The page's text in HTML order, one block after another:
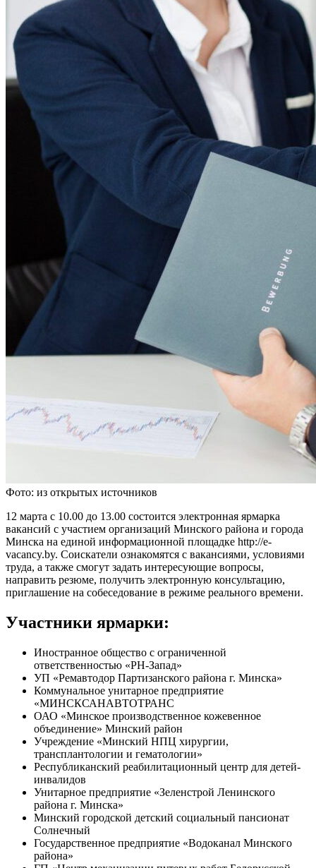
Фото: из открытых источников
12 марта с 10.00 до 13.00 состоится электронная ярмарка
вакансий с участием организаций Минского района и города
Минска на единой информационной площадке http://e-
vacancy.by. Соискатели ознакомятся с вакансиями, условиями
труда, а также смогут задать интересующие вопросы,
направить резюме, получить электронную консультацию,
приглашение на собеседование в режиме реального времени.
Участники ярмарки:
Иностранное общество с ограниченной
ответственностью «РН-Запад»
УП «Ремавтодор Партизанского района г. Минска»
Коммунальное унитарное предприятие
«МИНСКСАНАВТОТРАНС
ОАО «Минское производственное кожевенное
объединение» Минский район
Учреждение «Минский НПЦ хирургии,
трансплантологии и гематологии»
Республиканский реабилитационный центр для детей-
инвалидов
Унитарное предприятие «Зеленстрой Ленинского
района г. Минска»
Минский городской детский социальный пансионат
Солнечный
Государственное предприятие «Водоканал Минского
района»